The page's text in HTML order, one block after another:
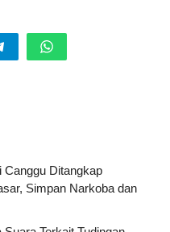
Canggu Ditangkap
Simpan Narkoba dan